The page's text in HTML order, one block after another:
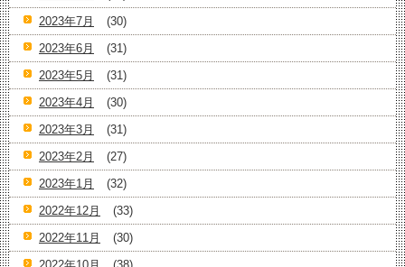
2023年7月
(30)
2023年6月
(31)
2023年5月
(31)
2023年4月
(30)
2023年3月
(31)
2023年2月
(27)
2023年1月
(32)
2022年12月
(33)
2022年11月
(30)